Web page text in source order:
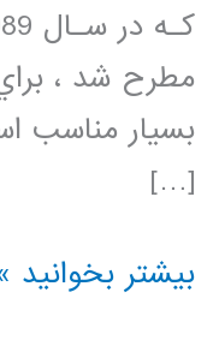
مطرح شد ،
[…]
دانلود
بیشتر بخوانید